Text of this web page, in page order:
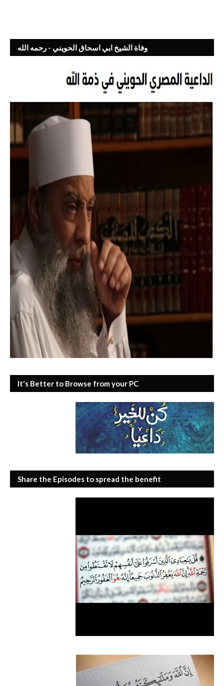
وفاة الشيخ ابي اسحاق الحويني - رحمه الله
It's Better to Browse from your PC
Share the Episodes to spread the benefit